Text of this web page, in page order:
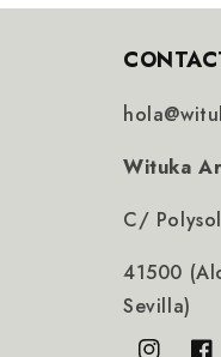
Wituka
C/
41500
Sevilla)